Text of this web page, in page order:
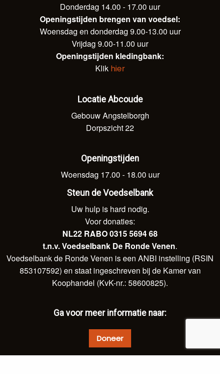
Donderdag 14.00 - 17.00 uur
Openingstijden brengen van voedsel:
Woensdag en donderdag 9.00-13.00 uur
Vrijdag 9.00-11.00 uur
Openingstijden kledingbank:
Klik hier
Locatie Abcoude
Gebouw Angstelborgh
Dorpszicht 22
Openingstijden
Woensdag 17.00 - 18.00 uur
Steun de Voedselbank
Uw hulp is hard nodig.
Voor donaties:
NL22 RABO 0315 5694 68
t.n.v. Voedselbank De Ronde Venen.
Voedselbank de Ronde Venen is een ANBI instelling (RSIN
853107592) en staat ingeschreven bij de Kamer van
Koophandel (KvK-nr.: 58600825).
Ga voor meer informatie naar:
Doneer